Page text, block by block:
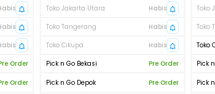
Order
Order
Toko Jakarta Utara
Habis
Toko Tangerang
Habis
Toko Cikupa
Habis
Pick n Go Bekasi
Pre Order
Pick n Go Depok Pre Order
Toko
Toko
Toko
Pick
Pick